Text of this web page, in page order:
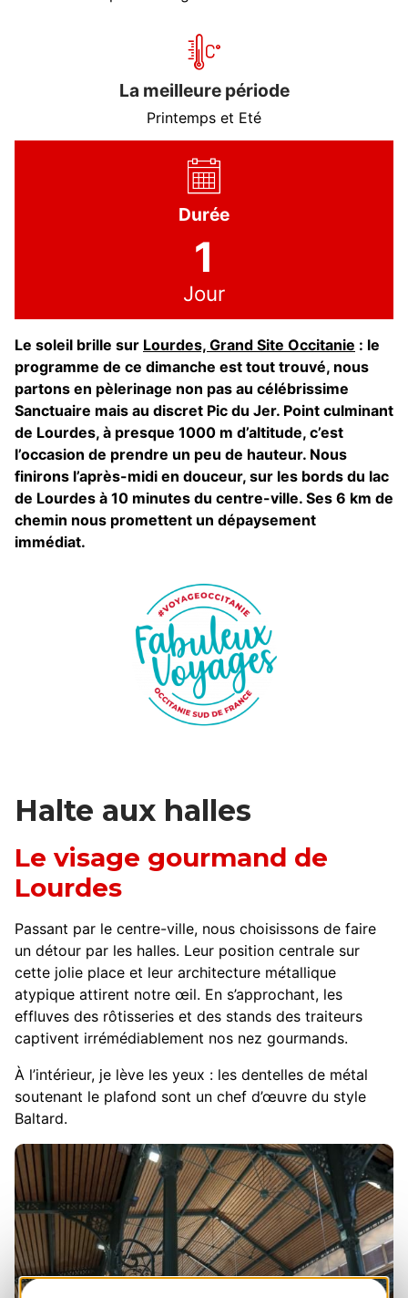
La meilleure période
Printemps et Eté
Durée
1
Jour
Le soleil brille sur Lourdes, Grand Site Occitanie : le
programme de ce dimanche est tout trouvé, nous
partons en pèlerinage non pas au célébrissime
Sanctuaire mais au discret Pic du Jer. Point culminant
de Lourdes, à presque 1000 m d’altitude, c’est
l’occasion de prendre un peu de hauteur. Nous
finirons l’après-midi en douceur, sur les bords du lac
de Lourdes à 10 minutes du centre-ville. Ses 6 km de
chemin nous promettent un dépaysement
immédiat.
Halte aux halles
Le visage gourmand de
Lourdes
Passant par le centre-ville, nous choisissons de faire
un détour par les halles. Leur position centrale sur
cette jolie place et leur architecture métallique
atypique attirent notre œil. En s’approchant, les
effluves des rôtisseries et des stands des traiteurs
captivent irrémédiablement nos nez gourmands.
À l’intérieur, je lève les yeux : les dentelles de métal
soutenant le plafond sont un chef d’œuvre du style
Baltard.